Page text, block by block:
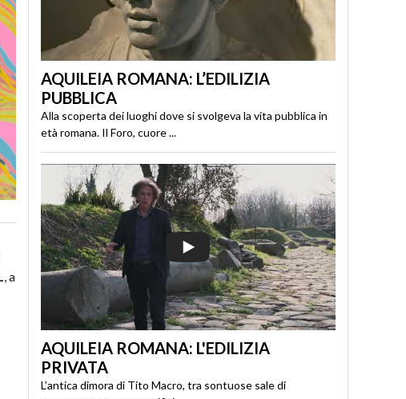
, a
AQUILEIA ROMANA: L’EDILIZIA
PUBBLICA
Alla scoperta dei luoghi dove si svolgeva la vita pubblica in
età romana. Il Foro, cuore ...
AQUILEIA ROMANA: L'EDILIZIA
PRIVATA
L’antica dimora di Tito Macro, tra sontuose sale di